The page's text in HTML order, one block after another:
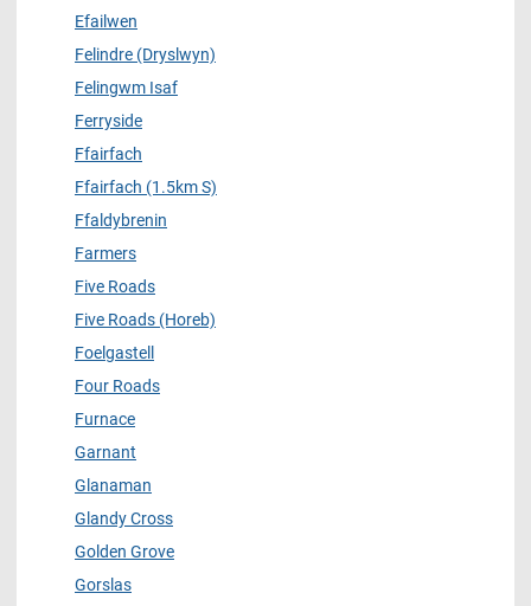
Efailwen
Felindre (Dryslwyn)
Felingwm Isaf
Ferryside
Ffairfach
Ffairfach (1.5km S)
Ffaldybrenin
Farmers
Five Roads
Five Roads (Horeb)
Foelgastell
Four Roads
Furnace
Garnant
Glanaman
Glandy Cross
Golden Grove
Gorslas